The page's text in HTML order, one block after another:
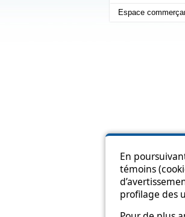
En
témoins
profilage des
Espace